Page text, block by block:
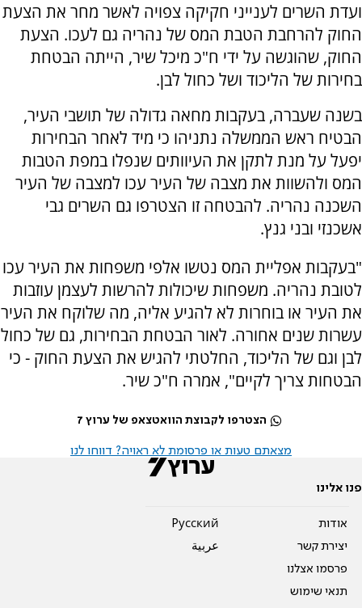
ועדת השרים לענייני חקיקה צפויה לאשר מחר את הצעת
החוק להרחבת הטבת המס של נהריה גם לעכו. הצעת
החוק, שהוגשה על ידי ח"כ מיכל שיר, הייתה הבטחת
בחירות של הליכוד ושל כחול לבן.
בשנה שעברה, בעקבות מחאה גדולה של תושבי העיר,
הבטיח ראש הממשלה נתניהו כי מיד לאחר הבחירות
יפעל על מנת לתקן את העיוותים שנפלו במפת הטבות
המס ולהשוות את מצבה של העיר עכו למצבה של העיר
השכנה נהריה. להבטחה זו הצטרפו גם השרים גבי
אשכנזי ובני גנץ.
"בעקבות אפליית המס נטשו אלפי משפחות את העיר עכו
לטובת נהריה. משפחות שיכולות להרשות לעצמן עוזבות
את העיר או בוחרות לא להגיע אליה, מה שלוקח את העיר
עשרות שנים אחורה. לאור הבטחת הבחירות, גם של כחול
לבן וגם של הליכוד, החלטתי להגיש את הצעת החוק - כי
הבטחות צריך לקיים", אמרה ח"כ שיר.
הצטרפו לקבוצת הוואטצאפ של ערוץ 7
מצאתם טעות או פרסומת לא ראויה? דווחו לנו
פנו אלינו
אודות
יצירת קשר
פרסמו אצלנו
תנאי שימוש
Pусский
عربية